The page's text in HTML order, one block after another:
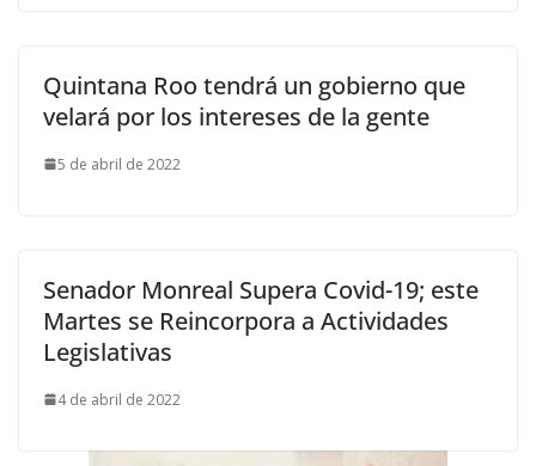
Quintana Roo tendrá un gobierno que
velará por los intereses de la gente
5 de abril de 2022
Senador Monreal Supera Covid-19; este
Martes se Reincorpora a Actividades
Legislativas
4 de abril de 2022